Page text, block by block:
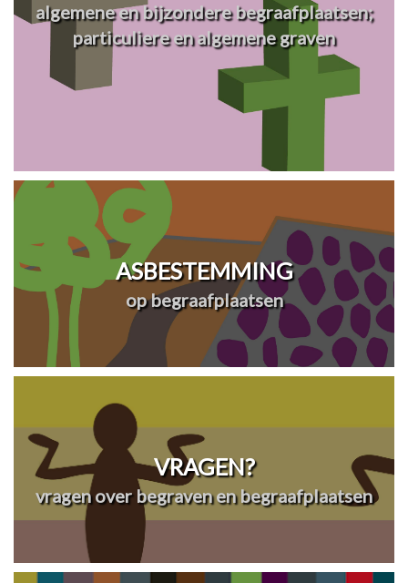
algemene en bijzondere begraafplaatsen;
particuliere en algemene graven
ASBESTEMMING
op begraafplaatsen
VRAGEN?
vragen over begraven en begraafplaatsen